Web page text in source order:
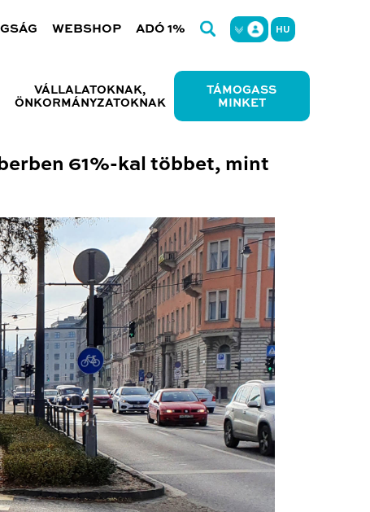
WEBSHOP ADÓ 1% HU
VÁLLALATOKNAK,
ÖNKORMÁNYZATOKNAK
TÁMOGASS
MINKET
61%-kal többet, mint